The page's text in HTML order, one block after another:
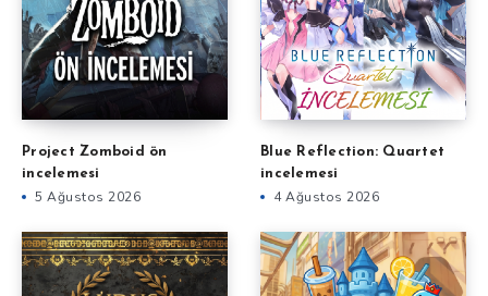
Project Zomboid ön
incelemesi
5 Ağustos 2026
Blue Reflection: Quartet
incelemesi
4 Ağustos 2026